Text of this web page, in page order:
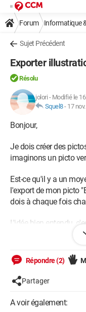
Forum Informatique
Sujet Précédent
Exporter
Résolu
jolori - Modifié le
Squel8- 17
Bonjour,
Je dois créer des
imaginons un picto
Est-ce qu'il y a un
l'export de mon picto
dois à chaque fois
L'idée bien entendu,
et mon changement
Merci !
Windows / Chrome
Répondre (2)
Partager
A voir également: